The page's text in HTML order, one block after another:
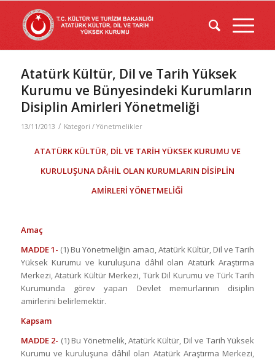
Atatürk Kültür, Dil ve Tarih Yüksek
Kurumu ve Bünyesindeki Kurumların
Disiplin Amirleri Yönetmeliği
13/11/2013 / Kategori / Yönetmelikler
ATATÜRK KÜLTÜR, DİL VE TARİH YÜKSEK KURUMU VE
KURULUŞUNA DÂHİL OLAN KURUMLARIN DİSİPLİN
AMİRLERİ YÖNETMELİĞİ
Amaç
MADDE 1- (1) Bu Yönetmeliğin amacı, Atatürk Kültür, Dil ve Tarih
Yüksek Kurumu ve kuruluşuna dâhil olan Atatürk Araştırma
Merkezi, Atatürk Kültür Merkezi, Türk Dil Kurumu ve Türk Tarih
Kurumunda görev yapan Devlet memurlarının disiplin
amirlerini belirlemektir.
Kapsam
MADDE 2- (1) Bu Yönetmelik, Atatürk Kültür, Dil ve Tarih Yüksek
Kurumu ve kuruluşuna dâhil olan Atatürk Araştırma Merkezi,